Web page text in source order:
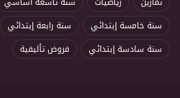
سنة خامسة إبتدائي
سنة رابعة إبتدائي
سنة سادسة إبتدائي
فروض تأليفية